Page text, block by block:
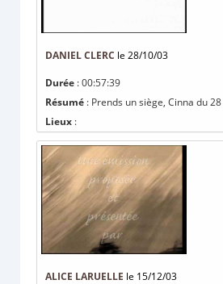
DANIEL CLERC le 28/10/03
Durée : 00:57:39
Résumé : Prends un siège, Cinna du
Lieux :
ALICE LARUELLE le 15/12/03